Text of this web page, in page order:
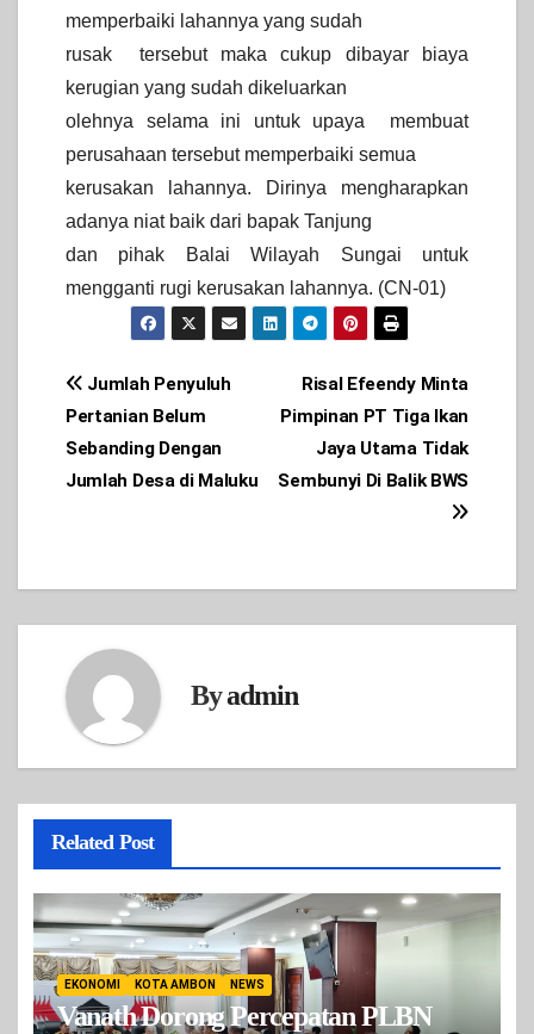
memperbaiki lahannya yang sudah
rusak tersebut maka cukup dibayar biaya
kerugian yang sudah dikeluarkan
olehnya selama ini untuk upaya membuat
perusahaan tersebut memperbaiki semua
kerusakan lahannya. Dirinya mengharapkan
adanya niat baik dari bapak Tanjung
dan pihak Balai Wilayah Sungai untuk
mengganti rugi kerusakan lahannya. (CN-01)
Post
navigation
Risal Efeendy Minta
Pimpinan PT Tiga Ikan
Jaya Utama Tidak
Sembunyi Di Balik BWS
Jumlah Penyuluh
Pertanian Belum
Sebanding Dengan
Jumlah Desa di Maluku
Byadmin
Related Post
EKONOMI KOTA AMBON NEWS
Vanath Dorong Percepatan PLBN